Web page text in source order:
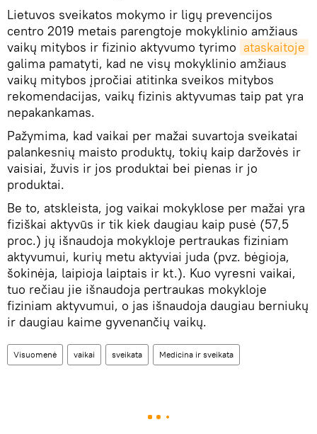
Lietuvos sveikatos mokymo ir ligų prevencijos
centro 2019 metais parengtoje mokyklinio amžiaus
vaikų mitybos ir fizinio aktyvumo tyrimo ataskaitoje
galima pamatyti, kad ne visų mokyklinio amžiaus
vaikų mitybos įpročiai atitinka sveikos mitybos
rekomendacijas, vaikų fizinis aktyvumas taip pat yra
nepakankamas.
Pažymima, kad vaikai per mažai suvartoja sveikatai
palankesnių maisto produktų, tokių kaip daržovės ir
vaisiai, žuvis ir jos produktai bei pienas ir jo
produktai.
Be to, atskleista, jog vaikai mokyklose per mažai yra
fiziškai aktyvūs ir tik kiek daugiau kaip pusė (57,5
proc.) jų išnaudoja mokykloje pertraukas fiziniam
aktyvumui, kurių metu aktyviai juda (pvz. bėgioja,
šokinėja, laipioja laiptais ir kt.). Kuo vyresni vaikai,
tuo rečiau jie išnaudoja pertraukas mokykloje
fiziniam aktyvumui, o jas išnaudoja daugiau berniukų
ir daugiau kaime gyvenančių vaikų.
Visuomenė vaikai sveikata Medicina ir sveikata